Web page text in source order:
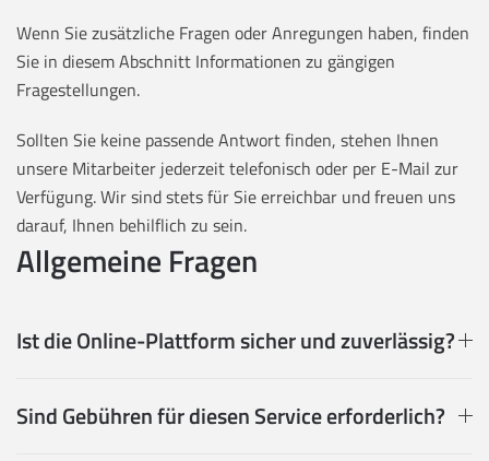
Wenn Sie zusätzliche Fragen oder Anregungen haben, finden
Sie in diesem Abschnitt Informationen zu gängigen
Fragestellungen.
Sollten Sie keine passende Antwort finden, stehen Ihnen
unsere Mitarbeiter jederzeit telefonisch oder per E-Mail zur
Verfügung. Wir sind stets für Sie erreichbar und freuen uns
darauf, Ihnen behilflich zu sein.
Allgemeine Fragen
Ist die Online-Plattform sicher und zuverlässig?
Sind Gebühren für diesen Service erforderlich?